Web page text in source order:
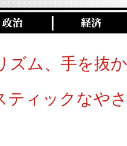
ズム、手を抜
ティックなや